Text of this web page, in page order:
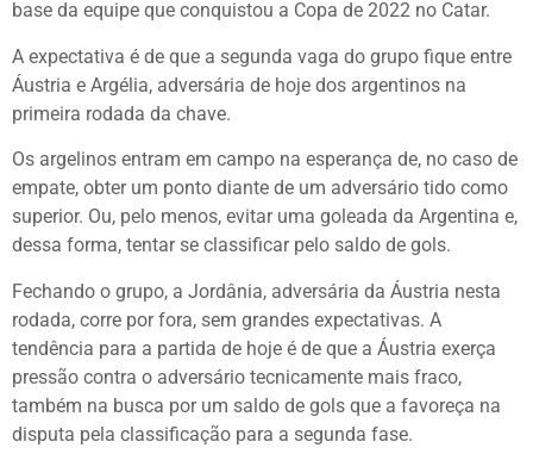
base da equipe que conquistou a Copa de 2022 no Catar.
A expectativa é de que a segunda vaga do grupo fique entre
Áustria e Argélia, adversária de hoje dos argentinos na
primeira rodada da chave.
Os argelinos entram em campo na esperança de, no caso de
empate, obter um ponto diante de um adversário tido como
superior. Ou, pelo menos, evitar uma goleada da Argentina e,
dessa forma, tentar se classificar pelo saldo de gols.
Fechando o grupo, a Jordânia, adversária da Áustria nesta
rodada, corre por fora, sem grandes expectativas. A
tendência para a partida de hoje é de que a Áustria exerça
pressão contra o adversário tecnicamente mais fraco,
também na busca por um saldo de gols que a favoreça na
disputa pela classificação para a segunda fase.